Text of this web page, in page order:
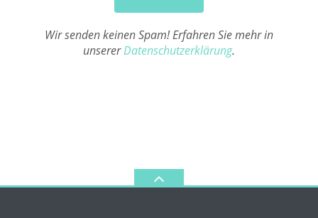
Wir senden keinen Spam! Erfahren Sie mehr in
unsererDatenschutzerklärung.